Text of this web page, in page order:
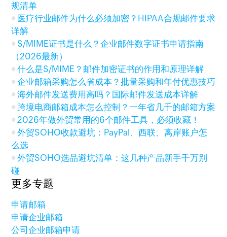
规清单
医疗行业邮件为什么必须加密？HIPAA合规邮件要求
详解
S/MIME证书是什么？企业邮件数字证书申请指南
（2026最新）
什么是S/MIME？邮件加密证书的作用和原理详解
企业邮箱采购怎么省成本？批量采购和年付优惠技巧
海外邮件发送费用高吗？国际邮件发送成本详解
跨境电商邮箱成本怎么控制？一年省几千的邮箱方案
2026年做外贸常用的6个邮件工具，必须收藏！
外贸SOHO收款避坑：PayPal、西联、离岸账户怎
么选
外贸SOHO选品避坑清单：这几种产品新手千万别
碰
更多专题
申请邮箱
申请企业邮箱
公司企业邮箱申请